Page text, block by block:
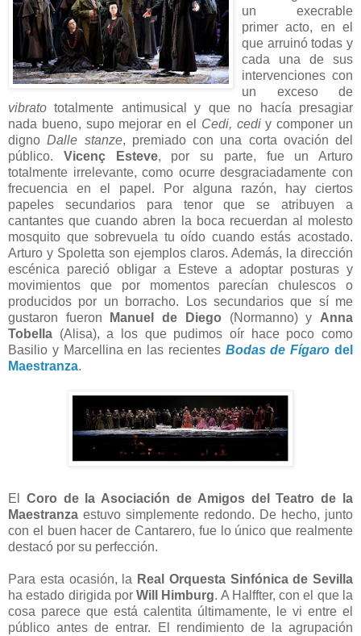
un execrable
primer acto, en el
que arruinó todas y
cada una de sus
intervenciones con
un exceso de
vibrato totalmente antimusical y que no hacía presagiar
nada bueno, supo mejorar en el Cedi, cediy componer un
dignoDalle stanze, premiado con una corta ovación del
público. Vicenç Esteve, por su parte, fue un Arturo
totalmente irrelevante, como ocurre desgraciadamente con
frecuencia en el papel. Por alguna razón, hay ciertos
papeles secundarios para tenor que se atribuyen a
cantantes que cuando abren la boca recuerdan al molesto
mosquito que sobrevuela tu oído cuando estás acostado.
Arturo y Spoletta son ejemplos claros. Además, la dirección
escénica pareció obligar a Esteve a adoptar posturas y
movimientos que por momentos parecían chulescos o
producidos por un borracho. Los secundarios que sí me
gustaron fueron
Manuel de Diego (Normanno) y Anna
Tobella (Alisa), a los que pudimos oír hace poco como
Basilio y Marcellina en las recientes Bodas de Fígaro del
Maestranza.
El Coro de la Asociación de Amigos del Teatro de la
Maestranza estuvo simplemente redondo. De hecho, junto
con el buen hacer de Cantarero, fue lo único que realmente
destacó por su perfección.
Para esta ocasión, la Real Orquesta Sinfónica de Sevilla
ha estado dirigida porWill Himburg. A Halffter, con el que la
cosa parece que está calentita últimamente, le vi entre el
público antes de entrar. El rendimiento de la agrupación